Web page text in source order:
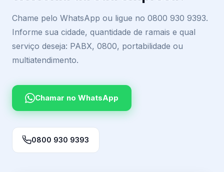
Chame pelo WhatsApp ou ligue no 0800 930 9393.
Informe sua cidade, quantidade de ramais e qual
serviço deseja: PABX, 0800, portabilidade ou
multiatendimento.
Chamar no WhatsApp
0800 930 9393